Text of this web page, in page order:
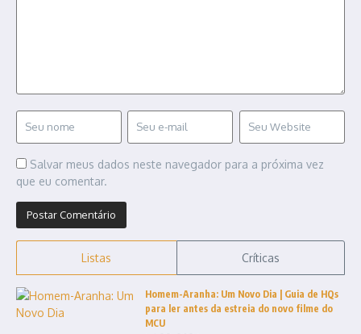
Salvar meus dados neste navegador para a próxima vez
que eu comentar.
Listas Críticas
Homem-Aranha: Um Novo Dia | Guia de HQs
para ler antes da estreia do novo filme do
MCU